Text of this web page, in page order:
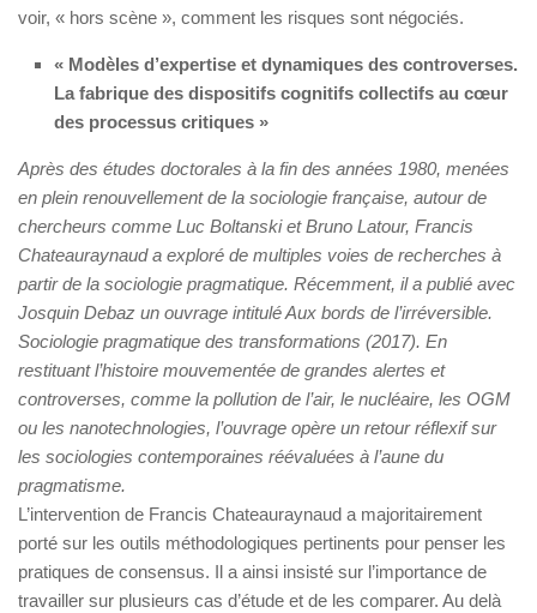
voir, « hors scène », comment les risques sont négociés.
« Modèles d’expertise et dynamiques des controverses.
La fabrique des dispositifs cognitifs collectifs au cœur
des processus critiques »
Après des études doctorales à la fin des années 1980, menées
en plein renouvellement de la sociologie française, autour de
chercheurs comme Luc Boltanski et Bruno Latour, Francis
Chateauraynaud a exploré de multiples voies de recherches à
partir de la sociologie pragmatique. Récemment, il a publié avec
Josquin Debaz un ouvrage intitulé Aux bords de l’irréversible.
Sociologie pragmatique des transformations (2017). En
restituant l’histoire mouvementée de grandes alertes et
controverses, comme la pollution de l’air, le nucléaire, les OGM
ou les nanotechnologies, l’ouvrage opère un retour réflexif sur
les sociologies contemporaines réévaluées à l’aune du
pragmatisme.
L’intervention de Francis Chateauraynaud a majoritairement
porté sur les outils méthodologiques pertinents pour penser les
pratiques de consensus. Il a ainsi insisté sur l’importance de
travailler sur plusieurs cas d’étude et de les comparer. Au delà